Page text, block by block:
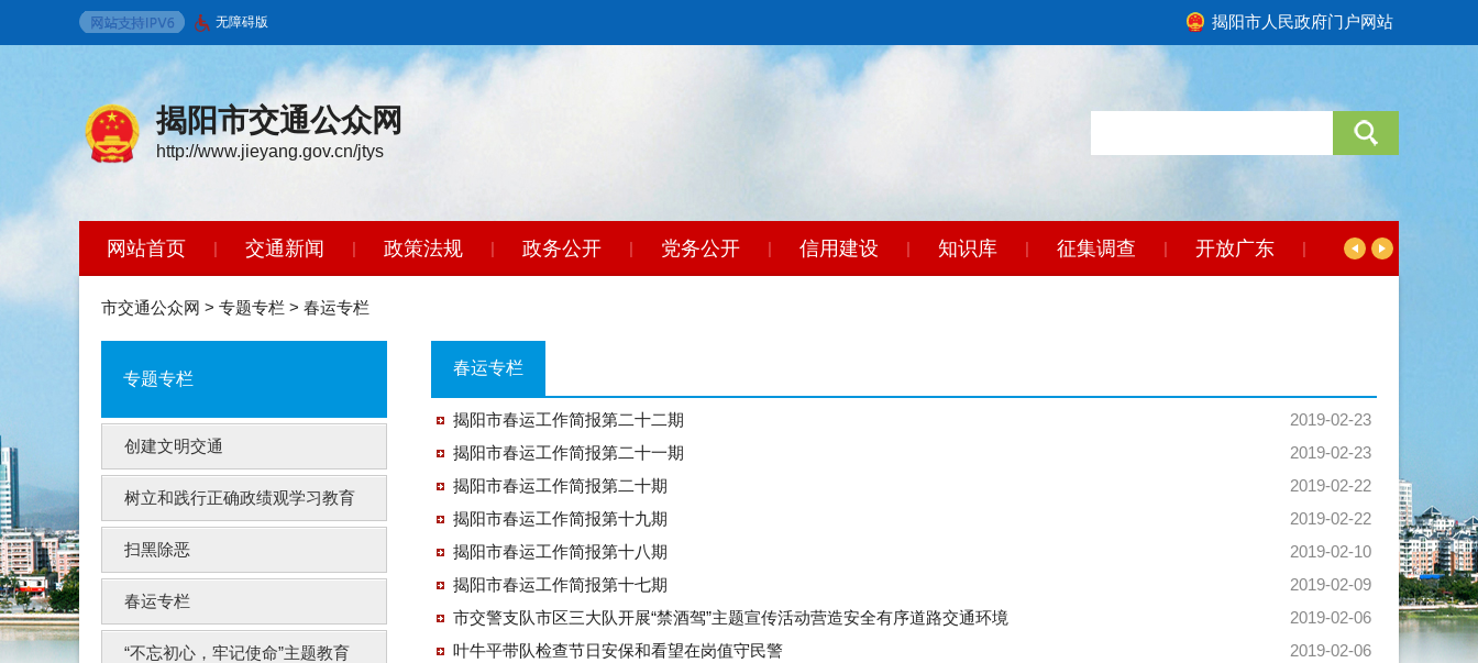
无障碍版 揭阳市人民政府门户网站
揭阳市交通公众网
http://www.jieyang.gov.cn/jtys
网站首页 | 交通新闻 | 政策法规 | 政务公开 | 党务公开 | 信用建设 | 知识库 | 征集调查 | 开放广东 |
智能问答
市交通公众网 > 专题专栏 > 春运专栏
专题专栏
创建文明交通
树立和践行正确政绩观学习教育
扫黑除恶
春运专栏
“不忘初心，牢记使命”主题教育
春运专栏
2019-02-23
揭阳市春运工作简报第二十二期
2019-02-23
揭阳市春运工作简报第二十一期
2019-02-22
揭阳市春运工作简报第二十期
2019-02-22
揭阳市春运工作简报第十九期
2019-02-10
揭阳市春运工作简报第十八期
2019-02-09
揭阳市春运工作简报第十七期
2019-02-06
市交警支队市区三大队开展“禁酒驾”主题宣传活动营造安全有序道路交通环境
2019-02-06
叶牛平带队检查节日安保和看望在岗值守民警